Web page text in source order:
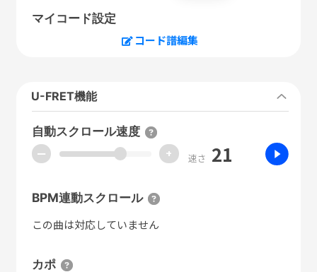
マイコード設定
コード譜編集
U-FRET機能
自動スクロール速度
ー + 速さ 21
BPM連動スクロール
この曲は対応していません
カポ